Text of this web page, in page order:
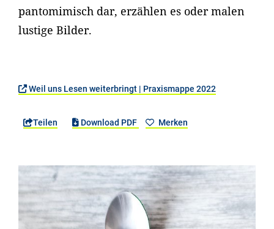
pantomimisch dar, erzählen es oder malen
lustige Bilder.
Weil uns Lesen weiterbringt | Praxismappe 2022
Teilen Download PDF Merken